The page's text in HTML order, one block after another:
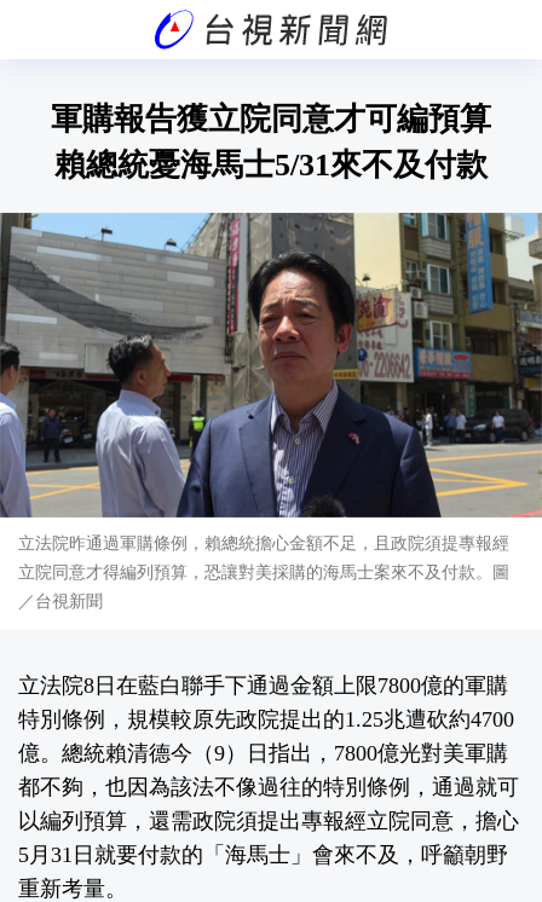
軍購報告獲立院同意才可編預算
賴總統憂海馬士5/31來不及付款
立法院昨通過軍購條例，賴總統擔心金額不足，且政院須提專報經
立院同意才得編列預算，恐讓對美採購的海馬士案來不及付款。圖
／台視新聞
立法院8日在藍白聯手下通過金額上限7800億的軍購
特別條例，規模較原先政院提出的1.25兆遭砍約4700
億。總統賴清德今（9）日指出，7800億光對美軍購
都不夠，也因為該法不像過往的特別條例，通過就可
以編列預算，還需政院須提出專報經立院同意，擔心
5月31日就要付款的「海馬士」會來不及，呼籲朝野
重新考量。